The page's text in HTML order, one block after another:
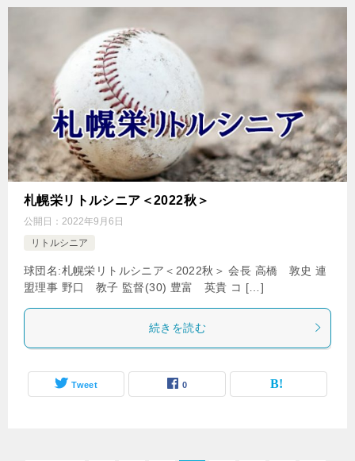
札幌栄リトルシニア＜2022秋＞
公開日： 2022年9月6日
リトルシニア
球団名:札幌栄リトルシニア＜2022秋＞ 会長 高橋 敦史 連
盟理事 野口 教子 監督(30) 豊富 英貴 コ […]
続きを読む
Tweet 0